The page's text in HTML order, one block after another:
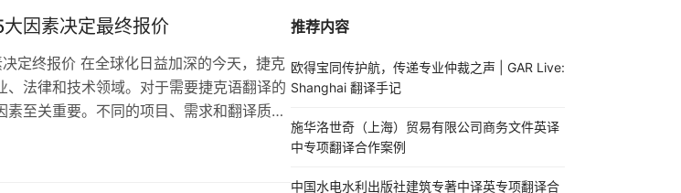
因素决定最终报价
定终报价 在全球化日益加深的今天，捷克
法律和技术领域。对于需要捷克语翻译的
至关重要。不同的项目、需求和翻译质量
影响捷克语翻译收费的五大因素，帮助您
推荐内容
欧得宝同传护航，传递专业仲裁之声 | GAR Live:
Shanghai 翻译手记
施华洛世奇（上海）贸易有限公司商务文件英译
中专项翻译合作案例
中国水电水利出版社建筑专著中译英专项翻译合